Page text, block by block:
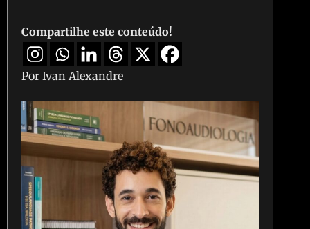
Compartilhe este conteúdo!
Por Ivan Alexandre